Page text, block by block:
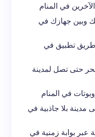
تعليقي.في المنام
وبين جهازك في
طريق تطبيق في
حتى تصل لمدينة
في المنام
بلا جاذبية في
عبر بوابة زمنية في